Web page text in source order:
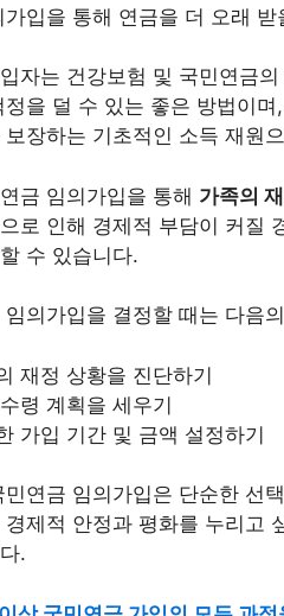
가입을 통해 연금을 더 오래
자는 건강보험 및 국민연금
정을 덜 수 있는 좋은 방법이
보장하는 기초적인 소득 재원
금 임의가입을 통해 가족의
로 인해 경제적 부담이 커질
수 있습니다.
임의가입을 결정할 때는 다음
재정 상황을 진단하기
령 계획을 세우기
가입 기간 및 금액 설정하기
민연금 임의가입은 단순한 선
경제적 안정과 평화를 누리고
.